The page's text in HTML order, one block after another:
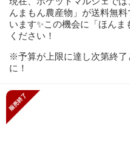
んまもん農産物」が送料無
います✨この機会に「ほん
ください！
※予算が上限に達し次第終
に！